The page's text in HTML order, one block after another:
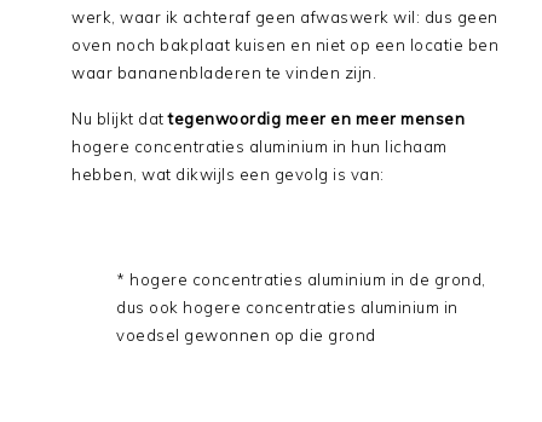
werk, waar ik achteraf geen afwaswerk wil: dus geen
oven noch bakplaat kuisen en niet op een locatie ben
waar bananenbladeren te vinden zijn.
Nu blijkt dattegenwoordig meer en meer mensen
hogere concentraties aluminium in hun lichaam
hebben, wat dikwijls een gevolg is van:
* hogere concentraties aluminium in de grond,
dus ook hogere concentraties aluminium in
voedsel gewonnen op die grond